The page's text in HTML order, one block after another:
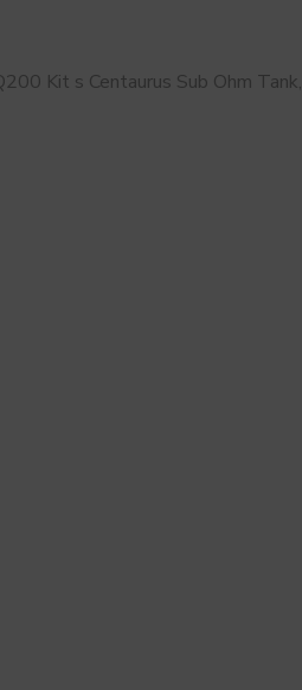
Kit s Centaurus Sub Ohm